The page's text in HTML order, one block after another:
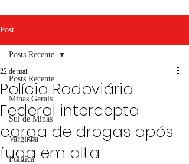
Post
Posts Recente
Minas Gerais
Sul de Minas
Varginha
Política
Posts Recente
Polícia Rodoviária
Federal intercepta
carga de drogas após
fuga em alta
22 de mai.